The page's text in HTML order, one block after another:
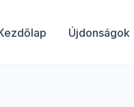
Újdonságok